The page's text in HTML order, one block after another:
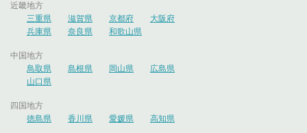
近畿地方
三重県
滋賀県 京都府
大阪府
兵庫県
奈良県 和歌山県
中国地方
鳥取県
島根県 岡山県
広島県
山口県
四国地方
徳島県
香川県 愛媛県 高知県